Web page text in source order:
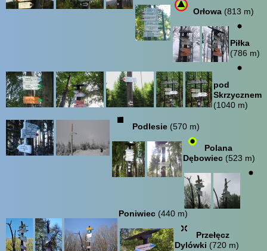
Orłowa (813 m)
Piłka
(786 m)
pod
Skrzycznem
(1040 m)
Podlesie (570 m)
Polana
Dębowiec (523 m)
Poniwiec (440 m)
Przełęcz
Dylówki (720 m)